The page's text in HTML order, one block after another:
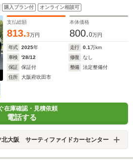
購入プラン付 オンライン相談可
支払総額
813.3万円
本体価格
800.0万円
年式 2025年 走行 0.1万km
車検
'28/12 修復
なし
保証
保証付 整備
法定整備付
住所
大阪府吹田市
在庫確認・見積依頼
電話する
北大阪 サーティファイドカーセンター